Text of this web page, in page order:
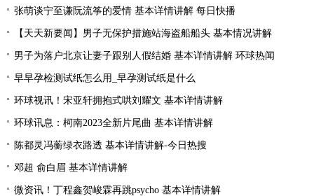
张萌谈宁至谦阮流筝的爱情 基本详情讲解 每日快播
【天天新要闻】男子无保护措施站海盗船船头 基本情况讲解
男子为落户北京让妻子跟别人假结婚 基本详情讲解 环球热闻
早早孕检测试纸怎么用_早孕测试纸是什么
环球视讯！宋亚轩拥抱式哄刘耀文 基本详情讲解
环球讯息：柯南2023全新片尾曲 基本详情讲解
陈都灵冯蘅绿衣路透 基本详情讲解-今日热搜
邓超 俞白眉 基本详情讲解
微资讯！丁程鑫贺峻霖再跳psycho 基本详情讲解